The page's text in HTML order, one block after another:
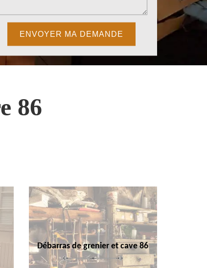
86
Débarras de grenier et cave 86